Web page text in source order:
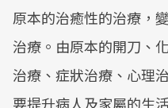
原本的治癒性的治療，
治療。由原本的開刀、
治療、症狀治療、心理
要提升病人及家屬的生